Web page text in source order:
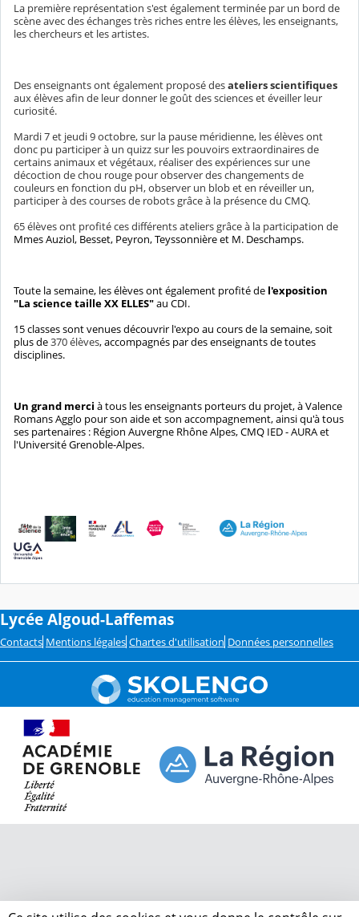
La première représentation s'est également terminée par un bord de
scène avec des échanges très riches entre les élèves, les enseignants,
les chercheurs et les artistes.
Des enseignants ont également proposé desateliers scientifiques
aux élèves afin de leur donner le goût des sciences et éveiller leur
curiosité.
Mardi 7 et jeudi 9 octobre, sur la pause méridienne, les élèves ont
donc pu participer à un quizz sur les pouvoirs extraordinaires de
certains animaux et végétaux, réaliser des expériences sur une
décoction de chou rouge pour observer des changements de
couleurs en fonction du pH, observer un blob et en réveiller un,
participer à des courses de robots grâce à la présence du CMQ.
65 élèves ont profité ces différents ateliers grâce à la participation de
Mmes Auziol, Besset, Peyron, Teyssonnière et M. Deschamps.
Toute la semaine, les élèves ont également profité de l'exposition
"La science taille XX ELLES"au CDI.
15 classes sont venues découvrir l'expo au cours de la semaine, soit
plus de370 élèves, accompagnés par des enseignants de toutes
disciplines.
Un grand merci à tous les enseignants porteurs du projet, à Valence
Romans Agglo pour son aide et son accompagnement, ainsi qu'à tous
ses partenaires : Région Auvergne Rhône Alpes, CMQ IED - AURA et
l'Université Grenoble-Alpes.
Lycée Algoud-Laffemas
Contacts Mentions légales Chartes d'utilisation Données personnelles